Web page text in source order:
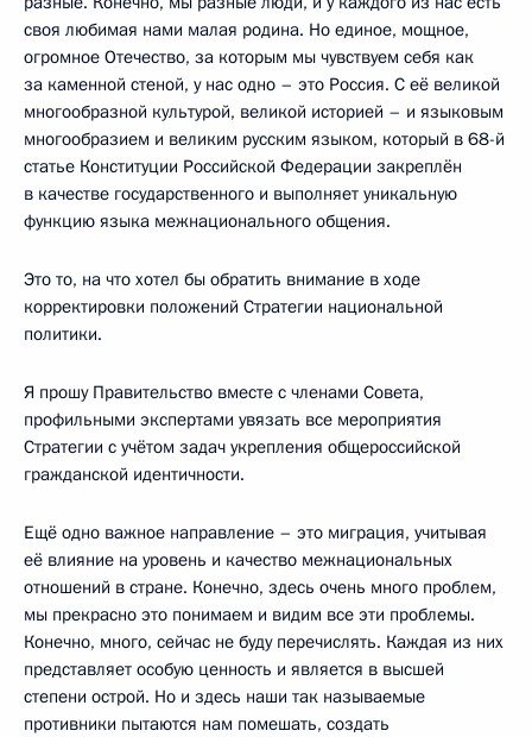
своя любимая нами малая родина. Но единое, мощное,
огромное Отечество, за которым мы чувствуем себя как
за каменной стеной, у нас одно – это Россия. С её великой
многообразной культурой, великой историей – и языковым
многообразием и великим русским языком, который в 68-й
статье Конституции Российской Федерации закреплён
в качестве государственного и выполняет уникальную
функцию языка межнационального общения.
Это то, на что хотел бы обратить внимание в ходе
корректировки положений Стратегии национальной
политики.
Я прошу Правительство вместе с членами Совета,
профильными экспертами увязать все мероприятия
Стратегии с учётом задач укрепления общероссийской
гражданской идентичности.
Ещё одно важное направление – это миграция, учитывая
её влияние на уровень и качество межнациональных
отношений в стране. Конечно, здесь очень много проблем,
мы прекрасно это понимаем и видим все эти проблемы.
Конечно, много, сейчас не буду перечислять. Каждая из них
представляет особую ценность и является в высшей
степени острой. Но и здесь наши так называемые
противники пытаются нам помешать, создать